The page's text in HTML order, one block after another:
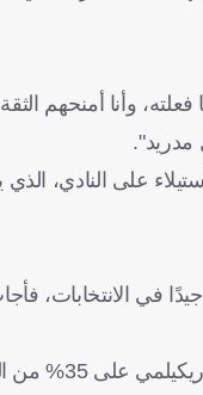
وأنا أمنحهم
مدريد".
على النادي، الذي
في الانتخابات،
وتعكس هذه الإجابة الساخرة